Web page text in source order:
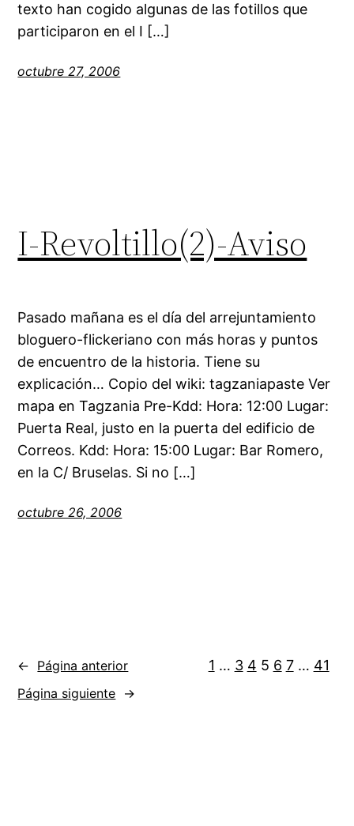
texto han cogido algunas de las fotillos que
participaron en el I […]
octubre 27, 2006
I-Revoltillo(2)-Aviso
Pasado mañana es el día del arrejuntamiento
bloguero-flickeriano con más horas y puntos
de encuentro de la historia. Tiene su
explicación… Copio del wiki: tagzaniapaste Ver
mapa en Tagzania Pre-Kdd: Hora: 12:00 Lugar:
Puerta Real, justo en la puerta del edificio de
Correos. Kdd: Hora: 15:00 Lugar: Bar Romero,
en la C/ Bruselas. Si no […]
octubre 26, 2006
← Página anterior 1 … 3 4 5 6 7 … 41
Página siguiente →